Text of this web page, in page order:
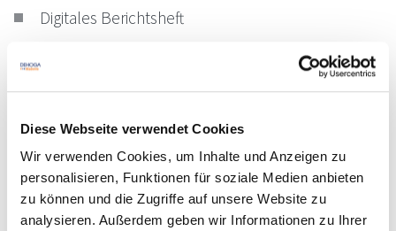
Diese Webseite verwendet Cookies
Wir verwenden Cookies, um Inhalte und Anzeigen zu
personalisieren, Funktionen für soziale Medien anbieten
zu können und die Zugriffe auf unsere Website zu
analysieren. Außerdem geben wir Informationen zu Ihrer
Digitales Berichtsheft
Übersetzung in 20 Sprachen möglich:
Indonesisch, Russisch, Chinesisch, Polnisch, Ukrainisch,
Arabisch, Bulgarisch, Griechisch, Portugiesisch,
Rumänisch, Ungarisch, Türkisch, Hindi, Kroatisch,